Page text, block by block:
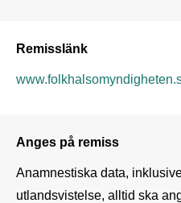
Remisslänk
Anges på remiss
Anamnestiska data,
utlandsvistelse, alltid ska